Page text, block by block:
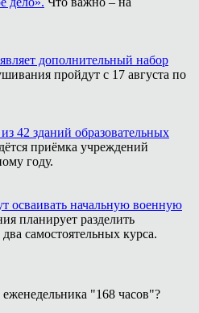
дополнительный набор
пройдут с 17 августа по
42 зданий образовательных
приёмка учреждений
году.
осваивать начальную военную
планирует разделить
самостоятельных курса.
"168 часов"?